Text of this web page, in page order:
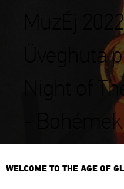
MuzÉj
Üveghuta
Night of
-
WEL­CO­ME TO THE AGE OF